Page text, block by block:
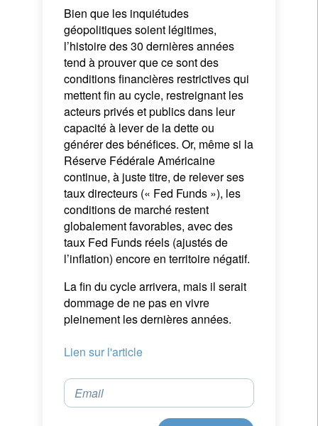
Bien que les inquiétudes
géopolitiques soient légitimes,
l’histoire des 30 dernières années
tend à prouver que ce sont des
conditions financières restrictives qui
mettent fin au cycle, restreignant les
acteurs privés et publics dans leur
capacité à lever de la dette ou
générer des bénéfices. Or, même si la
Réserve Fédérale Américaine
continue, à juste titre, de relever ses
taux directeurs (« Fed Funds »), les
conditions de marché restent
globalement favorables, avec des
taux Fed Funds réels (ajustés de
l’inflation) encore en territoire négatif.
La fin du cycle arrivera, mais il serait
dommage de ne pas en vivre
pleinement les dernières années.
Lien sur l'article
Email
Malgré un léger ralentissement en début d’année,
l’activité économique reste à des niveaux élevés
comparé aux cinq dernières années. Il semble
même sain que l’activité manufacturière,
industrielle ou commerciale redescende
graduellement vers des niveaux plus soutenables
sur le long terme.
Bien que les inquiétudes géopolitiques soient
légitimes, l’histoire des 30 dernières années tend
à prouver que ce sont des conditions financières
restrictives qui mettent fin au cycle, restreignant
les acteurs privés et publics dans leur capacité à
lever de la dette ou générer des bénéfices. Or,
même si la Réserve Fédérale Américaine
continue, à juste titre, de relever ses taux
directeurs (« Fed Funds »), les conditions de
marché restent globalement favorables, avec des
taux Fed Funds réels (ajustés de l’inflation)
encore en territoire négatif.
ne pas en vivre pleinement les dernières années.
Lien sur l'article